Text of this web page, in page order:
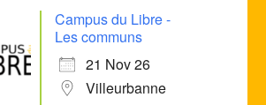
Campus du Libre -
Les communs
21 Nov 26
Villeurbanne